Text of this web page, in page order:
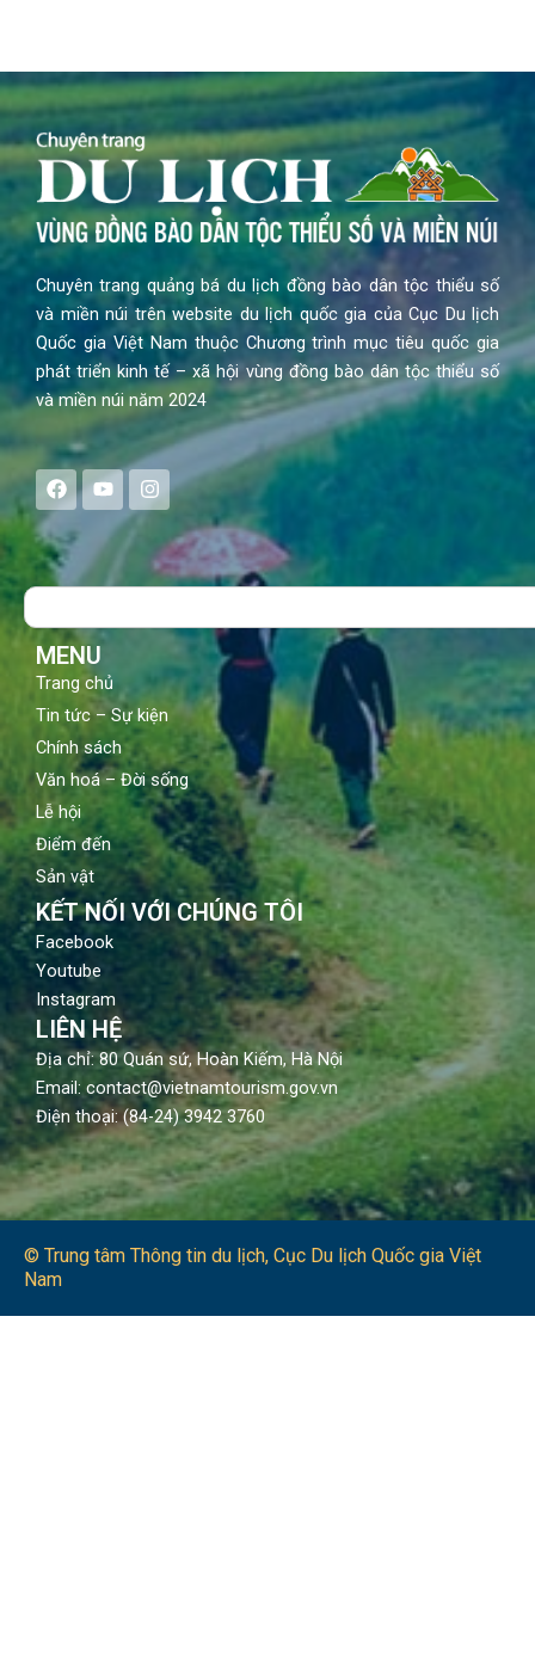
Chuyên trang quảng bá du lịch đồng bào dân tộc thiểu số
và miền núi trên website du lịch quốc gia của Cục Du lịch
Quốc gia Việt Nam thuộc Chương trình mục tiêu quốc gia
phát triển kinh tế – xã hội vùng đồng bào dân tộc thiểu số
và miền núi năm 2024
F
a
c
e
b
o
Y
o
u
t
u
b
I
n
s
a
g
Search
MENU
Trang chủ
Tin tức – Sự kiện
Chính sách
Văn hoá – Đời sống
Lễ hội
Điểm đến
Sản vật
KẾT NỐI VỚI CHÚNG TÔI
Facebook
Youtube
Instagram
LIÊN HỆ
Địa chỉ: 80 Quán sứ, Hoàn Kiếm, Hà Nội
Email: contact@vietnamtourism.gov.vn
Điện thoại: (84-24) 3942 3760
© Trung tâm Thông tin du lịch​, Cục Du lịch Quốc gia Việt
Nam